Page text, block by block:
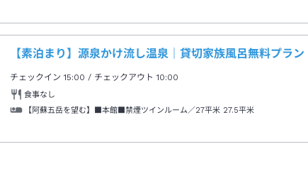
【素泊まり】源泉かけ流し温泉｜貸切家族風呂無料プラン
チェックイン15:00 / チェックアウト 10:00
食事なし
【阿蘇五岳を望む】■本館■禁煙ツインルーム／27平米 27.5平米